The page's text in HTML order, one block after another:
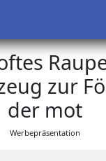
zur
der mot
Werbepräsentation